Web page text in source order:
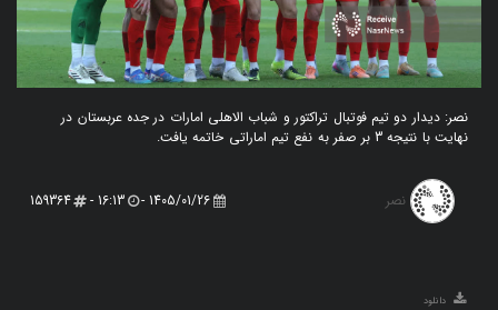
نصر: دیدار دو تیم فوتبال تراکتور و شباب الاهلی امارات در جده عربستان در
نهایت با نتیجه 3 بر صفر به نفع تیم اماراتی خاتمه یافت.
نصر 1405/01/26 -
16:13 -
159364
دانلود